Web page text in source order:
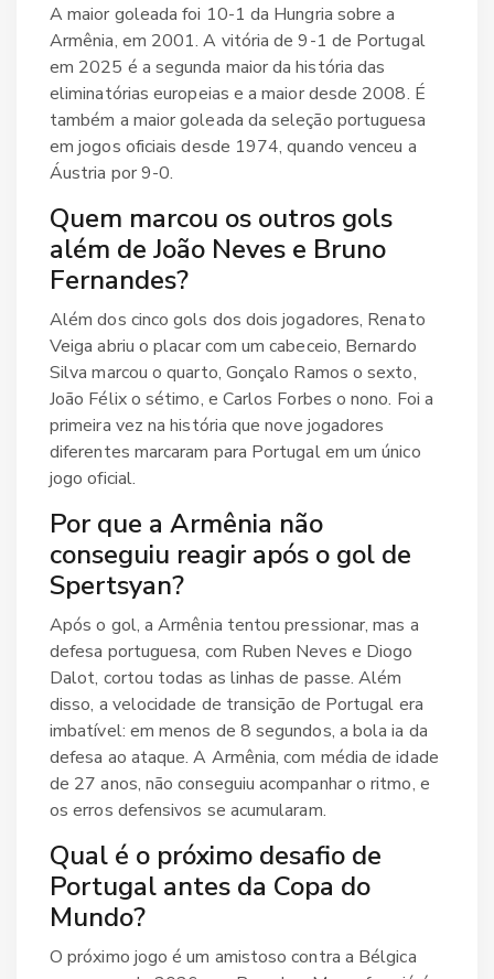
A maior goleada foi 10-1 da Hungria sobre a
Armênia, em 2001. A vitória de 9-1 de Portugal
em 2025 é a segunda maior da história das
eliminatórias europeias e a maior desde 2008. É
também a maior goleada da seleção portuguesa
em jogos oficiais desde 1974, quando venceu a
Áustria por 9-0.
Quem marcou os outros gols
além de João Neves e Bruno
Fernandes?
Além dos cinco gols dos dois jogadores, Renato
Veiga abriu o placar com um cabeceio, Bernardo
Silva marcou o quarto, Gonçalo Ramos o sexto,
João Félix o sétimo, e Carlos Forbes o nono. Foi a
primeira vez na história que nove jogadores
diferentes marcaram para Portugal em um único
jogo oficial.
Por que a Armênia não
conseguiu reagir após o gol de
Spertsyan?
Após o gol, a Armênia tentou pressionar, mas a
defesa portuguesa, com Ruben Neves e Diogo
Dalot, cortou todas as linhas de passe. Além
disso, a velocidade de transição de Portugal era
imbatível: em menos de 8 segundos, a bola ia da
defesa ao ataque. A Armênia, com média de idade
de 27 anos, não conseguiu acompanhar o ritmo, e
os erros defensivos se acumularam.
Qual é o próximo desafio de
Portugal antes da Copa do
Mundo?
O próximo jogo é um amistoso contra a Bélgica